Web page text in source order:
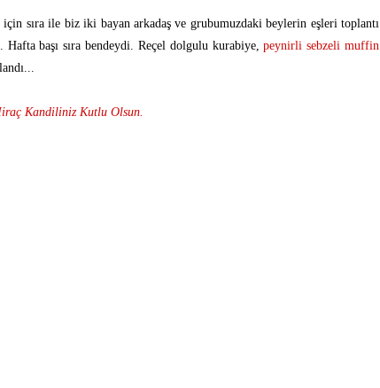
sıra ile biz iki bayan arkadaş ve grubumuzdaki beylerin eşleri toplantı
başı sıra bendeydi. Reçel dolgulu kurabiye,peynirli sebzeli muffin
Kandiliniz Kutlu Olsun.